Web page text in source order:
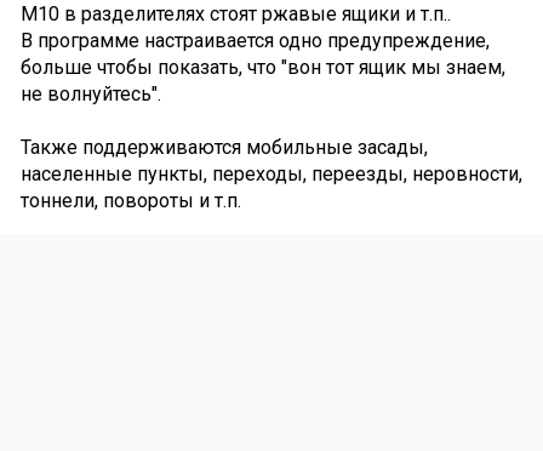
М10 в разделителях стоят ржавые ящики и т.п..
В программе настраивается одно предупреждение,
больше чтобы показать, что "вон тот ящик мы знаем,
не волнуйтесь".
Также поддерживаются мобильные засады,
населенные пункты, переходы, переезды, неровности,
тоннели, повороты и т.п.